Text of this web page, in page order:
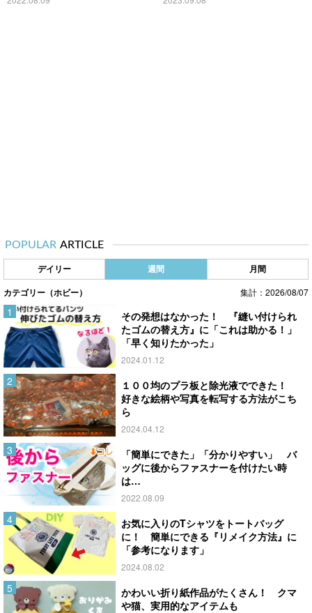
POPULAR ARTICLE
デイリー 週間 月間
カテゴリー（ホビー） 集計：2026/08/07
その発想はなかった！ 『縫い付けられ
たゴムの替え方』に「これは助かる！」
「早く知りたかった」
2024.01.12
１００均のプラ板と除光液でできた！
好きな絵柄や写真を転写する方法がこち
ら
2024.04.12
「簡単にできた」「分かりやすい」 バ
ッグに後からファスナーを付けたい時
は…
2022.08.09
お気に入りのTシャツをトートバッグ
に！ 簡単にできる『リメイク方法』に
「参考になります」
2024.08.02
かわいい折り紙作品がたくさん！ クマ
や猫、実用的なアイテムも